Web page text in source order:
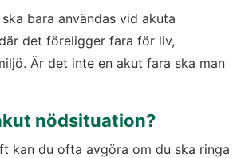
bara användas vid akuta
det föreligger fara för liv,
Är det inte en akut fara ska man
nödsituation?
kan du ofta avgöra om du ska ringa